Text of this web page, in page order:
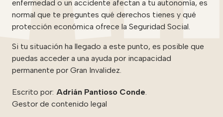
enfermedad o un accidente afectan a tu autonomía, es
normal que te preguntes qué derechos tienes y qué
protección económica ofrece la Seguridad Social.
Si tu situación ha llegado a este punto, es posible que
puedas acceder a una ayuda por incapacidad
permanente por Gran Invalidez.
Escrito por: Adrián Pantioso Conde
Gestor de contenido legal